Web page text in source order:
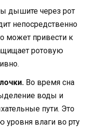
дышите через рот
непосредственно
может привести к
ротовую
Во время сна
воды и
пути. Это
влаги во рту